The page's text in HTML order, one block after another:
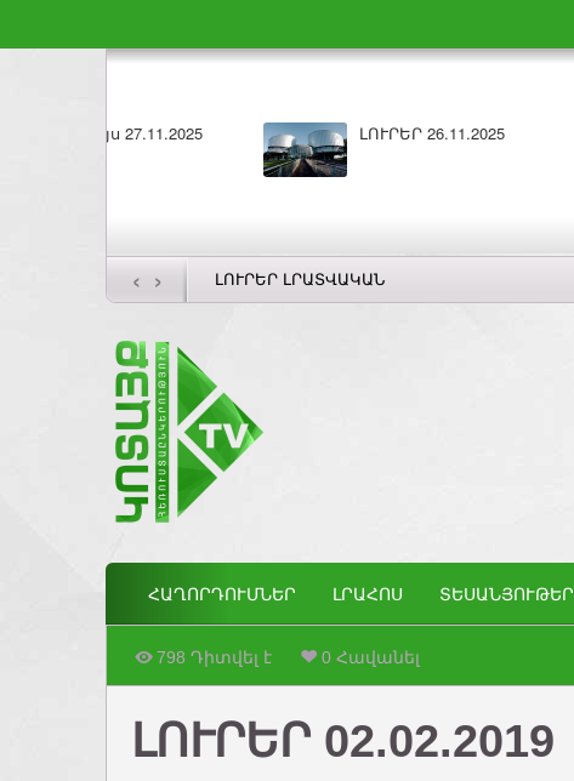
ԼՈՒՐԵՐ 26.11.2025
‹ › ԼՈՒՐԵՐ ԼՐԱՏՎԱԿԱՆ
ՀԱՂՈՐԴՈՒՄՆԵՐ ԼՐԱՀՈՍ ՏԵՍԱՆՅՈՒԹԵՐ
798 Դիտվել է 0 Հավանել
ԼՈՒՐԵՐ 02.02.2019